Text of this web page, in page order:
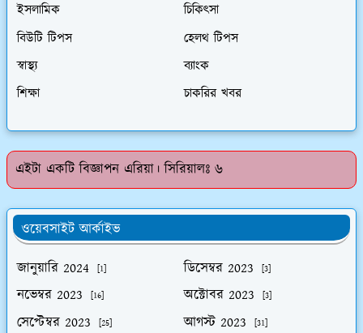
ইসলামিক
চিকিৎসা
বিউটি টিপস
হেলথ টিপস
স্বাস্থ্য
ব্যাংক
শিক্ষা
চাকরির খবর
এইটা একটি বিজ্ঞাপন এরিয়া। সিরিয়ালঃ ৬
ওয়েবসাইট আর্কাইভ
জানুয়ারি 2024
[1] ডিসেম্বর 2023 [3]
নভেম্বর 2023 [16] অক্টোবর 2023 [3]
সেপ্টেম্বর 2023 [25] আগস্ট 2023 [31]